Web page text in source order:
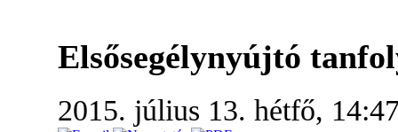
Elsősegélynyújtó
2015. július 13. hétfő,